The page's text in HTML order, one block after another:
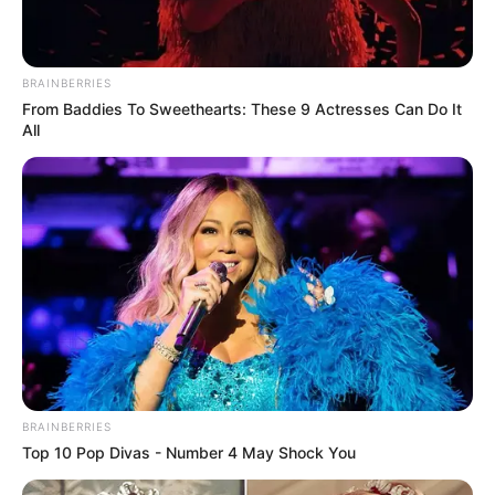
Πότε θα έρθει το ρεύμα στη Χαλκίδα;
Ακολουθήστε το evianews.com στο
News
ΤΑ ΠΙΟ ΔΗΜΟΦΙΛΗ
BRAINBERRIES
From Baddies To Sweethearts: These 9 Actresses Can Do It
All
BRAINBERRIES
Top 10 Pop Divas - Number 4 May Shock You